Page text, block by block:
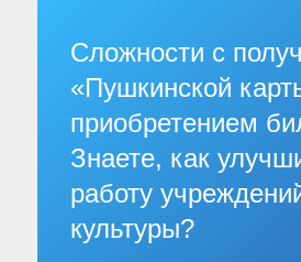
Сложности с
«Пушкинской
приобретением
Знаете, как
работу
культуры?